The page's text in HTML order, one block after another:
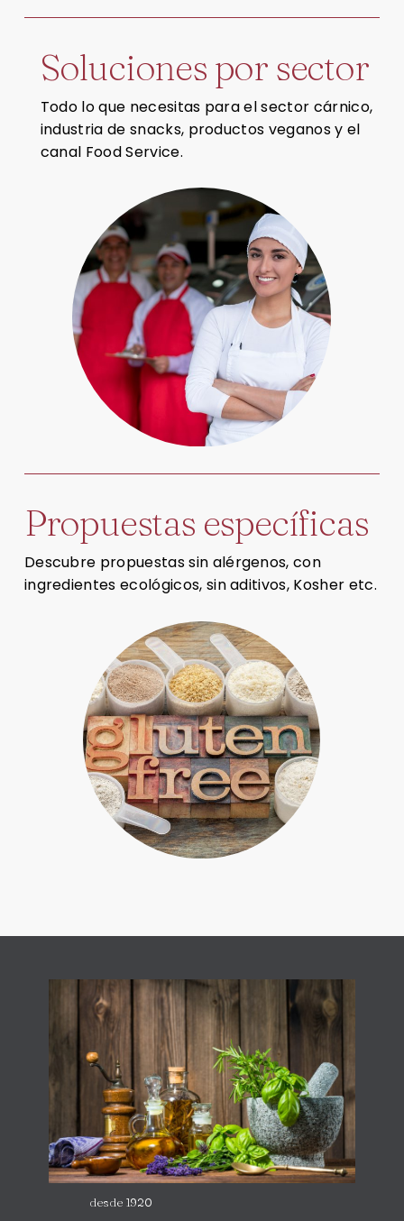
Soluciones por sector
Todo lo que necesitas para el sector cárnico,
industria de snacks, productos veganos y el
canal Food Service.
Propuestas específicas
Descubre propuestas sin alérgenos, con
ingredientes ecológicos, sin aditivos, Kosher etc.
desde 1920